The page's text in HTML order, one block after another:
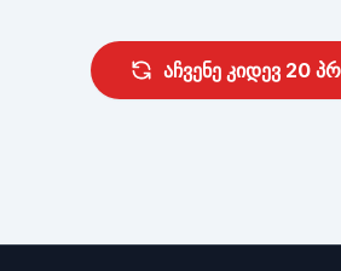
აჩვენე კიდევ 20